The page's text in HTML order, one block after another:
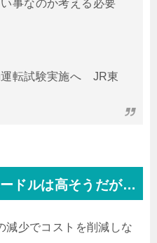
事なのか考える必要
運転試験実施へ JR東
ドルは高そうだが…
少でコストを削減しな